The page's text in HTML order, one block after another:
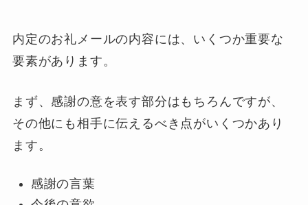
内定のお礼メールの内容には、いくつか重要な
要素があります。
まず、感謝の意を表す部分はもちろんですが、
その他にも相手に伝えるべき点がいくつかあり
ます。
感謝の言葉